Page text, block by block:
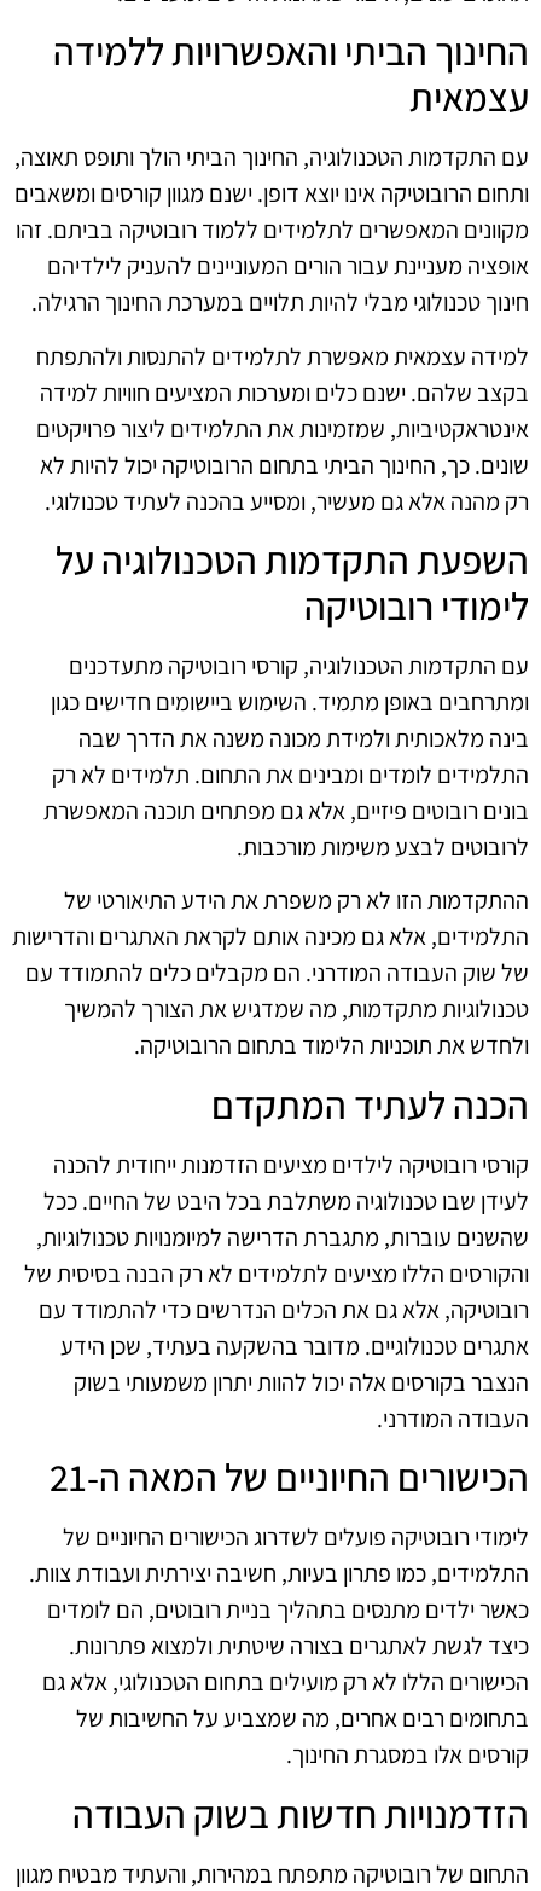
החינוך הביתי והאפשרויות ללמידה
עצמאית
עם התקדמות הטכנולוגיה, החינוך הביתי הולך ותופס תאוצה,
ותחום הרובוטיקה אינו יוצא דופן. ישנם מגוון קורסים ומשאבים
מקוונים המאפשרים לתלמידים ללמוד רובוטיקה בביתם. זהו
אופציה מעניינת עבור הורים המעוניינים להעניק לילדיהם
חינוך טכנולוגי מבלי להיות תלויים במערכת החינוך הרגילה.
למידה עצמאית מאפשרת לתלמידים להתנסות ולהתפתח
בקצב שלהם. ישנם כלים ומערכות המציעים חוויות למידה
אינטראקטיביות, שמזמינות את התלמידים ליצור פרויקטים
שונים. כך, החינוך הביתי בתחום הרובוטיקה יכול להיות לא
רק מהנה אלא גם מעשיר, ומסייע בהכנה לעתיד טכנולוגי.
השפעת התקדמות הטכנולוגיה על
לימודי רובוטיקה
עם התקדמות הטכנולוגיה, קורסי רובוטיקה מתעדכנים
ומתרחבים באופן מתמיד. השימוש ביישומים חדישים כגון
בינה מלאכותית ולמידת מכונה משנה את הדרך שבה
התלמידים לומדים ומבינים את התחום. תלמידים לא רק
בונים רובוטים פיזיים, אלא גם מפתחים תוכנה המאפשרת
לרובוטים לבצע משימות מורכבות.
ההתקדמות הזו לא רק משפרת את הידע התיאורטי של
התלמידים, אלא גם מכינה אותם לקראת האתגרים והדרישות
של שוק העבודה המודרני. הם מקבלים כלים להתמודד עם
טכנולוגיות מתקדמות, מה שמדגיש את הצורך להמשיך
ולחדש את תוכניות הלימוד בתחום הרובוטיקה.
הכנה לעתיד המתקדם
קורסי רובוטיקה לילדים מציעים הזדמנות ייחודית להכנה
לעידן שבו טכנולוגיה משתלבת בכל היבט של החיים. ככל
שהשנים עוברות, מתגברת הדרישה למיומנויות טכנולוגיות,
והקורסים הללו מציעים לתלמידים לא רק הבנה בסיסית של
רובוטיקה, אלא גם את הכלים הנדרשים כדי להתמודד עם
אתגרים טכנולוגיים. מדובר בהשקעה בעתיד, שכן הידע
הנצבר בקורסים אלה יכול להוות יתרון משמעותי בשוק
העבודה המודרני.
הכישורים החיוניים של המאה ה-21
לימודי רובוטיקה פועלים לשדרוג הכישורים החיוניים של
התלמידים, כמו פתרון בעיות, חשיבה יצירתית ועבודת צוות.
כאשר ילדים מתנסים בתהליך בניית רובוטים, הם לומדים
כיצד לגשת לאתגרים בצורה שיטתית ולמצוא פתרונות.
הכישורים הללו לא רק מועילים בתחום הטכנולוגי, אלא גם
בתחומים רבים אחרים, מה שמצביע על החשיבות של
קורסים אלו במסגרת החינוך.
הזדמנויות חדשות בשוק העבודה
התחום של רובוטיקה מתפתח במהירות, והעתיד מבטיח מגוון